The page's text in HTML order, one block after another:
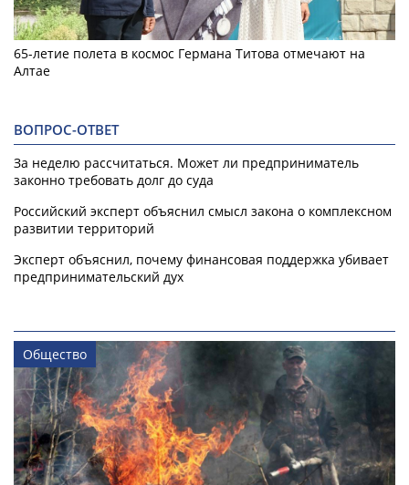
65-летие полета в космос Германа Титова отмечают на
Алтае
ВОПРОС-ОТВЕТ
За неделю рассчитаться. Может ли предприниматель
законно требовать долг до суда
Российский эксперт объяснил смысл закона о комплексном
развитии территорий
Эксперт объяснил, почему финансовая поддержка убивает
предпринимательский дух
Общество